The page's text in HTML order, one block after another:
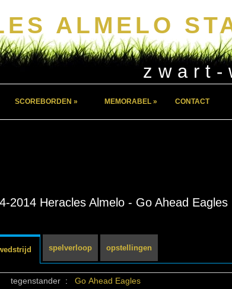
ALMELO
SCOREBORDEN » MEMORABEL » CONTACT
2014 Heracles Almelo - Go Ahead
spelverloop opstellingen
tegenstander : Go Ahead Eagles